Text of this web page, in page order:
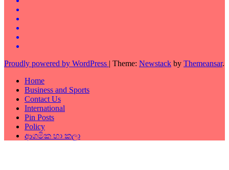
Proudly powered by WordPress | Theme: Newstack by Themeansar.
Home
Business and Sports
Contact Us
International
Pin Posts
Policy
ආගමික හා කලා